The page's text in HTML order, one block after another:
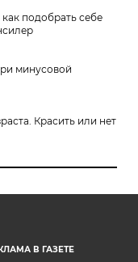
подобрать себе
минусовой
Красить или нет
В ГАЗЕТЕ